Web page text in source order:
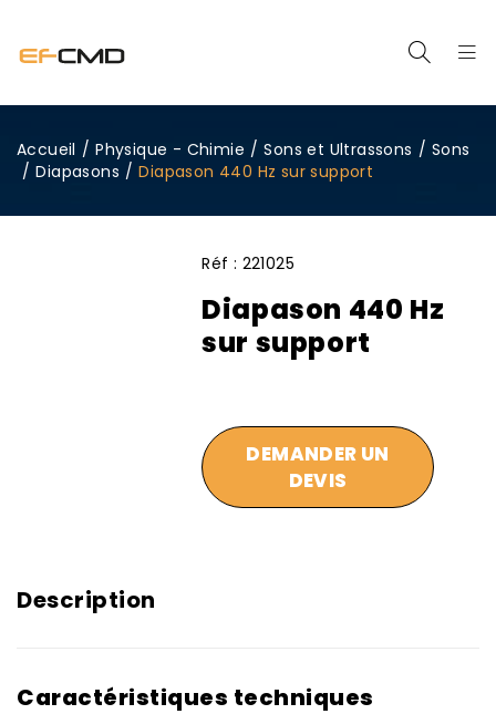
Accueil / Physique - Chimie / Sons et Ultrassons / Sons
/ Diapasons / Diapason 440 Hz sur support
Réf : 221025
Diapason 440 Hz
sur support
DEMANDER UN
DEVIS
Description
Caractéristiques techniques